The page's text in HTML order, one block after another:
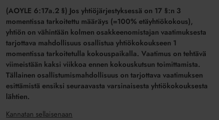
(AOYLE 6:17a.2 §) Jos yhtiöjärjestyksessä on 17 §:n 3
momentissa tarkoitettu määräys (=100% etäyhtiökokous),
yhtiön on vähintään kolmen osakkeenomistajan vaatimuksesta
tarjottava mahdollisuus osallistua yhtiökokoukseen 1
momentissa tarkoitetulla kokouspaikalla. Vaatimus on tehtävä
viimeistään kaksi viikkoa ennen kokouskutsun toimittamista.
Tällainen osallistumismahdollisuus on tarjottava vaatimuksen
esittämistä ensiksi seuraavasta varsinaisesta yhtiökokouksesta
lähtien.
Kannatan sellaisenaan